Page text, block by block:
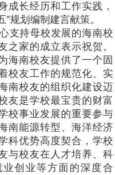
成长经历和工作实践，
规划编制建言献策。
支持母校发展的海南校
之家的成立表示祝贺。
海南校友提供了一个固
校友工作的规范化、实
南校友的组织化建设迈
友是学校最宝贵的财富
校事业发展的重要参与
南能源转型、海洋经济
科优势高度契合，学校
与校友在人才培养、科
创业等方面的深度合